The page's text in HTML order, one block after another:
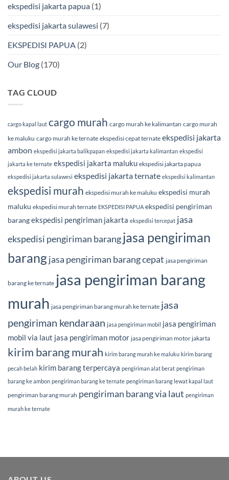
ekspedisi jakarta papua (1)
ekspedisi jakarta sulawesi (7)
EKSPEDISI PAPUA (2)
Our Blog (170)
TAG CLOUD
cargo kapal laut cargo murah cargo murah ke kalimantan cargo murah
ke maluku cargo murah ke ternate ekspedisi cepat ternate ekspedisi jakarta
ambon ekspedisi jakarta balikpapan ekspedisi jakarta kalimantan ekspedisi
jakarta ke ternate ekspedisi jakarta maluku ekspedisi jakarta papua
ekspedisi jakarta sulawesi ekspedisi jakarta ternate ekspedisi kalimantan
ekspedisi murah ekspedisi murah ke maluku ekspedisi murah
maluku ekspedisi murah ternate EKSPEDISI PAPUA ekspedisi pengiriman
barangekspedisi pengiriman jakarta ekspedisi tercepat jasa
ekspedisi pengiriman barangjasa pengiriman
barangjasa pengiriman barang cepat jasa pengiriman
barang ke ternate jasa pengiriman barang
murah jasa pengiriman barang murah ke ternate jasa
pengiriman kendaraan jasa pengiriman mobil
jasa pengiriman
mobil via laut jasa pengiriman motor jasa pengiriman motor jakarta
kirim barang murah kirim barang murah ke maluku kirim barang
pecah belah kirim barang terpercaya pengiriman alat berat pengiriman
barang ke ambon pengiriman barang ke ternate pengiriman barang lewat kapal laut
pengiriman barang murah pengiriman barang via laut pengiriman
murah ke ternate